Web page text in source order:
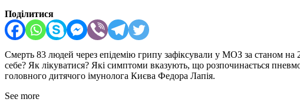
Поділитися
Смерть 83 людей через епідемію грипу зафіксували у МОЗ за станом на
себе? Як лікуватися? Які симптоми вказують, що розпочинається
головного дитячого імунолога Києва Федора Лапія.
See more